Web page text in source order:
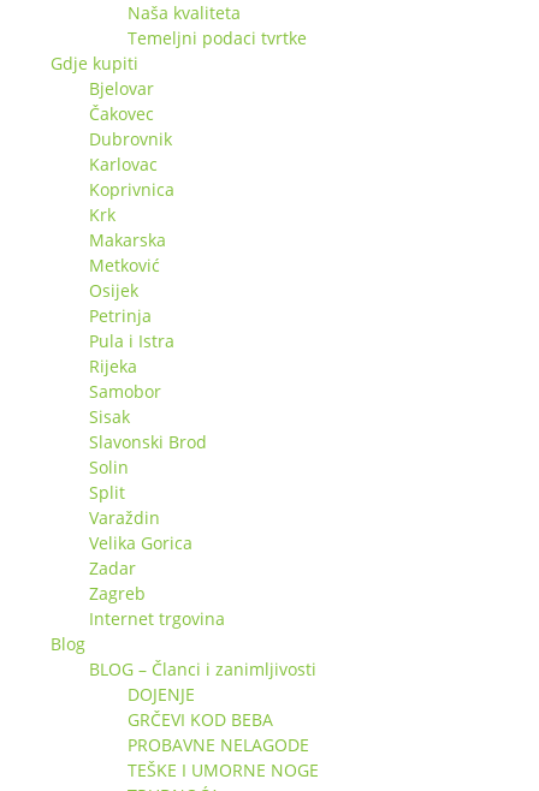
Naša kvaliteta
Temeljni podaci tvrtke
Gdje kupiti
Bjelovar
Čakovec
Dubrovnik
Karlovac
Koprivnica
Krk
Makarska
Metković
Osijek
Petrinja
Pula i Istra
Rijeka
Samobor
Sisak
Slavonski Brod
Solin
Split
Varaždin
Velika Gorica
Zadar
Zagreb
Internet trgovina
Blog
BLOG – Članci i zanimljivosti
DOJENJE
GRČEVI KOD BEBA
PROBAVNE NELAGODE
TEŠKE I UMORNE NOGE